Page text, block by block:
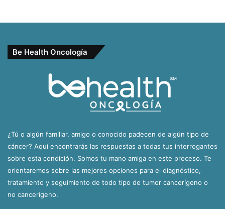
Be Health Oncología
¿Tú o algún familiar, amigo o conocido padecen de algún tipo de
cáncer? Aquí encontrarás las respuestas a todas tus interrogantes
sobre esta condición. Somos tu mano amiga en este proceso. Te
orientaremos sobre las mejores opciones para el diagnóstico,
tratamiento y seguimiento de todo tipo de tumor cancerígeno o
no cancerígeno.